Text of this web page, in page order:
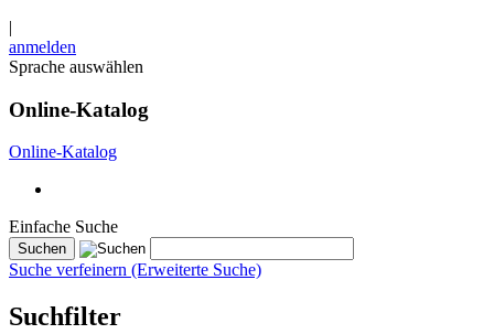
|
anmelden
Sprache auswählen
Online-Katalog
Online-Katalog
Einfache Suche
Suche verfeinern (Erweiterte Suche)
Suchfilter